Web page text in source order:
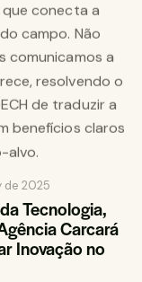
de 2025
Tecnologia,
Carcará
Inovação no